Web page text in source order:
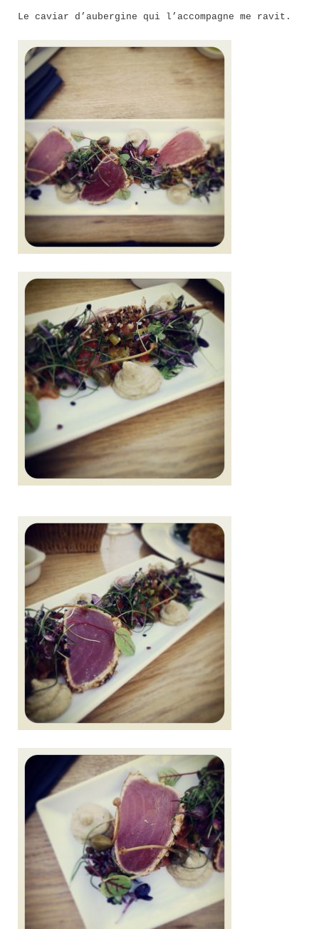
Le caviar d’aubergine qui l’accompagne me ravit.